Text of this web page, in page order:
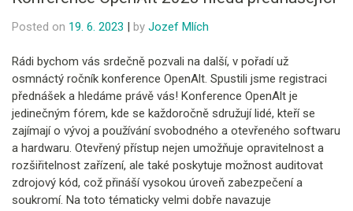
Posted on 19. 6. 2023 | by Jozef Mlích
Rádi bychom vás srdečně pozvali na další, v pořadí už
osmnáctý ročník konference OpenAlt. Spustili jsme registraci
přednášek a hledáme právě vás! Konference OpenAlt je
jedinečným fórem, kde se každoročně sdružují lidé, kteří se
zajímají o vývoj a používání svobodného a otevřeného softwaru
a hardwaru. Otevřený přístup nejen umožňuje opravitelnost a
rozšiřitelnost zařízení, ale také poskytuje možnost auditovat
zdrojový kód, což přináší vysokou úroveň zabezpečení a
soukromí. Na toto tématicky velmi dobře navazuje